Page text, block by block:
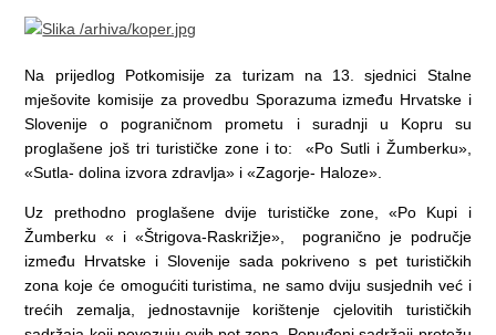
Na prijedlog Potkomisije za turizam na 13. sjednici Stalne
mješovite komisije za provedbu Sporazuma između Hrvatske i
Slovenije o pograničnom prometu i suradnji u Kopru su
proglašene još tri turističke zone i to: «Po Sutli i Žumberku»,
«Sutla- dolina izvora zdravlja» i «Zagorje- Haloze».
Uz prethodno proglašene dvije turističke zone, «Po Kupi i
Žumberku « i «Štrigova-Raskrižje», pogranično je područje
između Hrvatske i Slovenije sada pokriveno s pet turističkih
zona koje će omogućiti turistima, ne samo dviju susjednih već i
trećih zemalja, jednostavnije korištenje cjelovitih turističkih